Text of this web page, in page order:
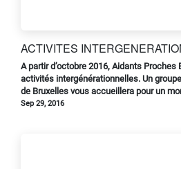
ACTIVITES
A partir d’octobre 2016, Aidants
activités intergénérationnelles. Un
de Bruxelles vous accueillera pour un
Sep 29, 2016